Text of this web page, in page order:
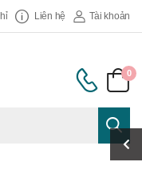
Liên hệ Tài khoản
0